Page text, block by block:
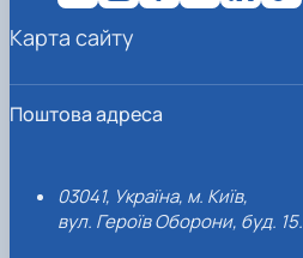
Поштова адреса
03041, Україна, м. Київ,
вул. Героїв Оборони, буд. 15.
Карта сайту